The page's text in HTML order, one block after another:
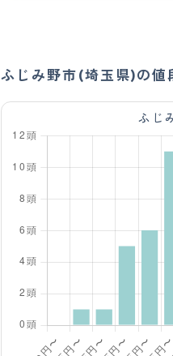
ふじみ野市(埼玉県)の値
ふじ